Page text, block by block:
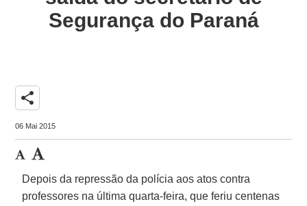
Segurança do Paraná
share
06 Mai 2015
Depois da repressão da polícia aos atos contra
professores na última quarta-feira, que feriu centenas